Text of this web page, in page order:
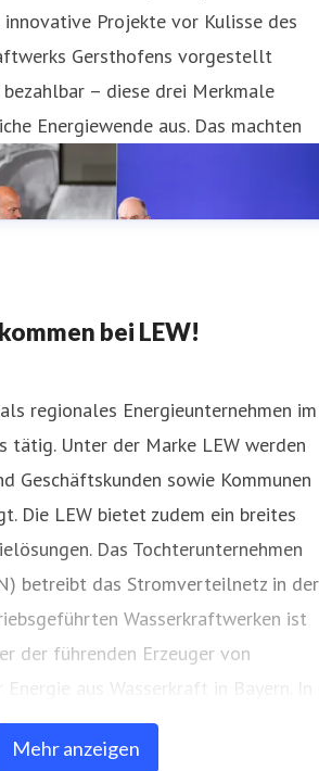
innovative Projekte vor Kulisse des
Gersthofens vorgestellt
– diese drei Merkmale
Energiewende aus. Das machten
bei LEW!
Mehr anzeigen
regionales Energieunternehmen im
tätig. Unter der Marke LEW werden
Geschäftskunden sowie Kommunen
Die LEW bietet zudem ein breites
Das Tochterunternehmen
betreibt das Stromverteilnetz in der
Wasserkraftwerken ist
der führenden Erzeuger von
aus Wasserkraft in Bayern. In
Freiflächen und Gebäuden erzeugt
aus Photovoltaik. Außerdem bietet